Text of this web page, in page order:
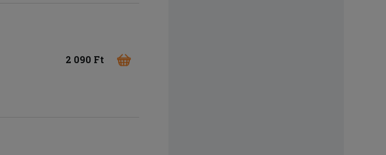
2 090 Ft